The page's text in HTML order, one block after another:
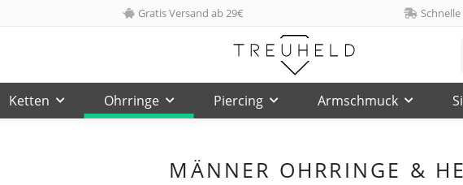
Gratis Versand ab 29€
Ketten Ohrringe Piercing Armschmuck
MÄNNER OHRRINGE &